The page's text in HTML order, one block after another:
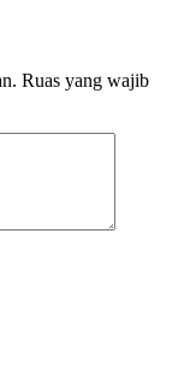
Ruas yang wajib